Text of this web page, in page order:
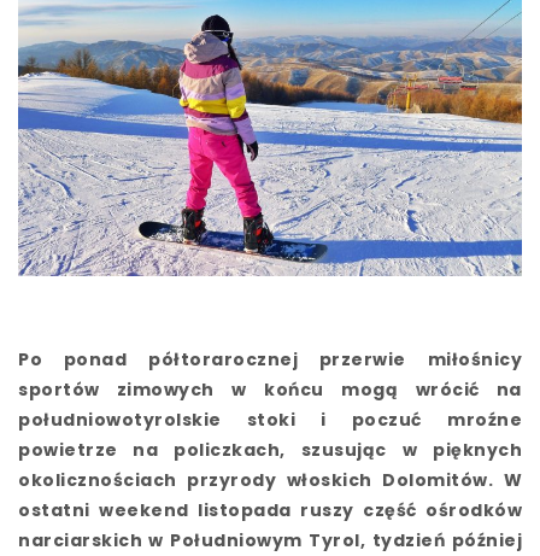
Po ponad półtorarocznej przerwie miłośnicy
sportów zimowych w końcu mogą wrócić na
południowotyrolskie stoki i poczuć mroźne
powietrze na policzkach, szusując w pięknych
okolicznościach przyrody włoskich Dolomitów. W
ostatni weekend listopada ruszy część ośrodków
narciarskich w Południowym Tyrol, tydzień później